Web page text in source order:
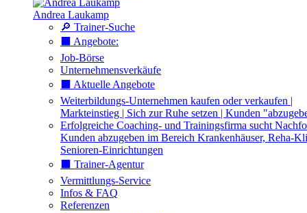
Andrea Laukamp
🔎 Trainer-Suche
⬛️ Angebote:
Job-Börse
Unternehmensverkäufe
⬛️ Aktuelle Angebote
Weiterbildungs-Unternehmen kaufen oder verkaufen |
Markteinstieg | Sich zur Ruhe setzen | Kunden
Erfolgreiche Coaching- und Trainingsfirma sucht
Kunden abzugeben im Bereich Krankenhäuser, Reha-
Senioren-Einrichtungen
⬛️ Trainer-Agentur
Vermittlungs-Service
Infos & FAQ
Referenzen